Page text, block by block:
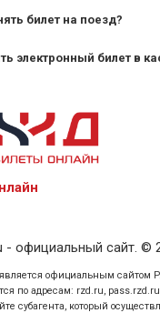
билет на поезд?
электронный билет в
14-значный номер
удостоверение
билет.
- официальный сайт. ©
официальным
по адресам: rzd.ru,
субагента, который